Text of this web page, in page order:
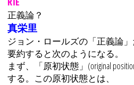
正義論？
真栄里
ジョン・ロールズの「正義論」
要約すると次のようになる。
まず、「原初状態」(original
する。この原初状態とは、